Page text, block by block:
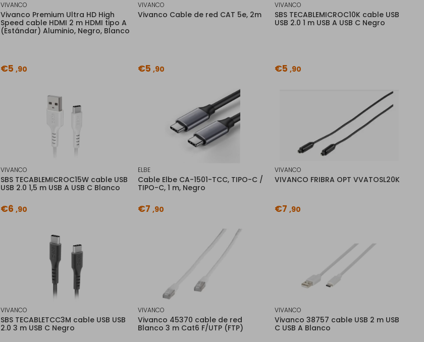
VIVANCO
Vivanco Premium Ultra HD High
Speed cable HDMI 2 m HDMI tipo A
(Estándar) Aluminio, Negro, Blanco
€5 ,90
VIVANCO
Vivanco Cable de red CAT 5e, 2m
€5 ,90
VIVANCO
SBS TECABLEMICROC10K cable USB
USB 2.0 1 m USB A USB C Negro
€5 ,90
VIVANCO
SBS TECABLEMICROC15W cable USB
USB 2.0 1,5 m USB A USB C Blanco
€6,90
ELBE
Cable Elbe CA-1501-TCC, TIPO-C /
TIPO-C, 1 m, Negro
€7 ,90
VIVANCO
VIVANCO FRIBRA OPT VVATOSL20K
€7 ,90
VIVANCO
SBS TECABLETCC3M cable USB USB
2.0 3 m USB C Negro
VIVANCO
Vivanco 45370 cable de red
Blanco 3 m Cat6 F/UTP (FTP)
VIVANCO
Vivanco 38757 cable USB 2 m USB
C USB A Blanco